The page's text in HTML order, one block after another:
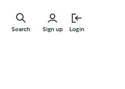
Sign up Login
Search